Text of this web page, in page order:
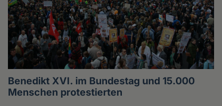
Benedikt XVI. im Bundestag und 15.000
Menschen protestierten